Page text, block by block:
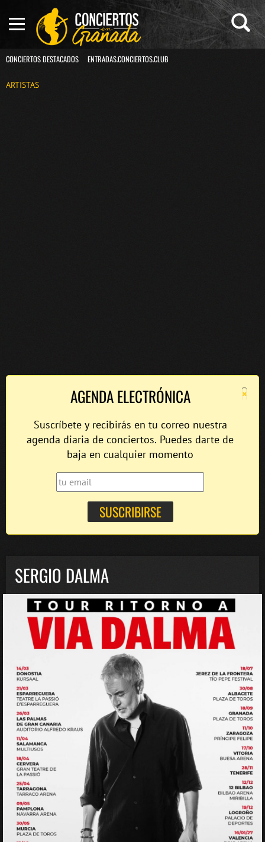
CONCIERTOS DESTACADOS ENTRADAS.CONCIERTOS.CLUB
ARTISTAS
×
AGENDA ELECTRÓNICA
Suscríbete y recibirás en tu correo nuestra
agenda diaria de conciertos. Puedes darte de
baja en cualquier momento
SERGIO DALMA